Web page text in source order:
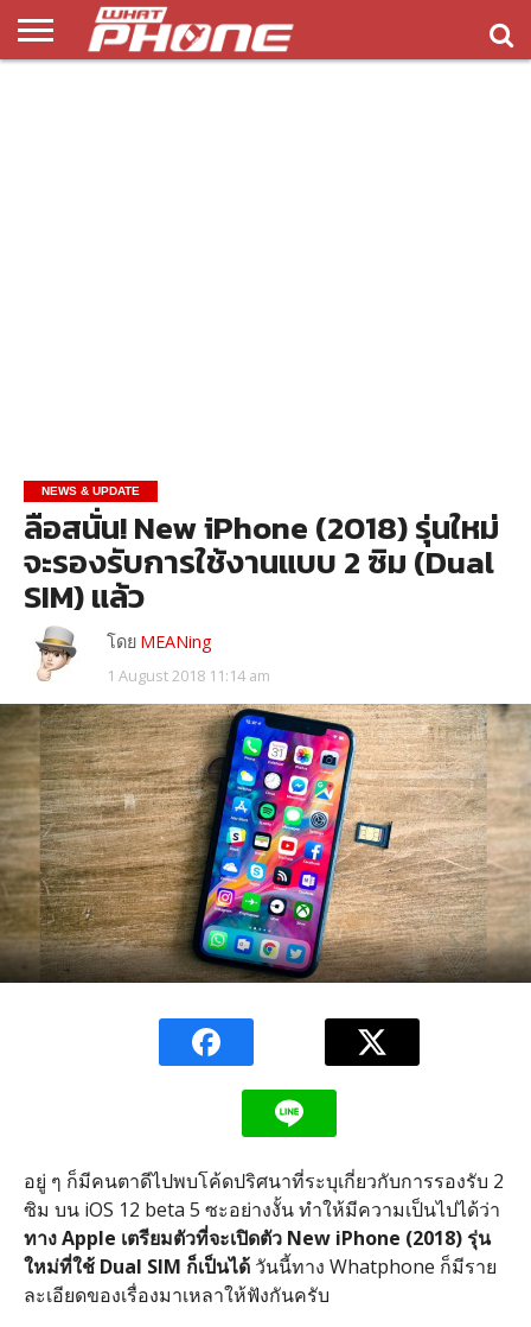
NEWS & UPDATE
ลือสนั่น! New iPhone (2018) รุ่นใหม่
จะรองรับการใช้งานแบบ 2 ซิม (Dual
SIM) แล้ว
โดย MEANing
1 August 2018 11:14 am
อยู่ ๆ ก็มีคนตาดีไปพบโค้ดปริศนาที่ระบุเกี่ยวกับการรองรับ 2
ซิม บน iOS 12 beta 5 ซะอย่างงั้น ทำให้มีความเป็นไปได้ว่า
ทาง Apple เตรียมตัวที่จะเปิดตัว New iPhone (2018) รุ่น
ใหม่ที่ใช้ Dual SIM ก็เป็นได้วันนี้ทาง Whatphone ก็มีราย
ละเอียดของเรื่องมาเหลาให้ฟังกันครับ